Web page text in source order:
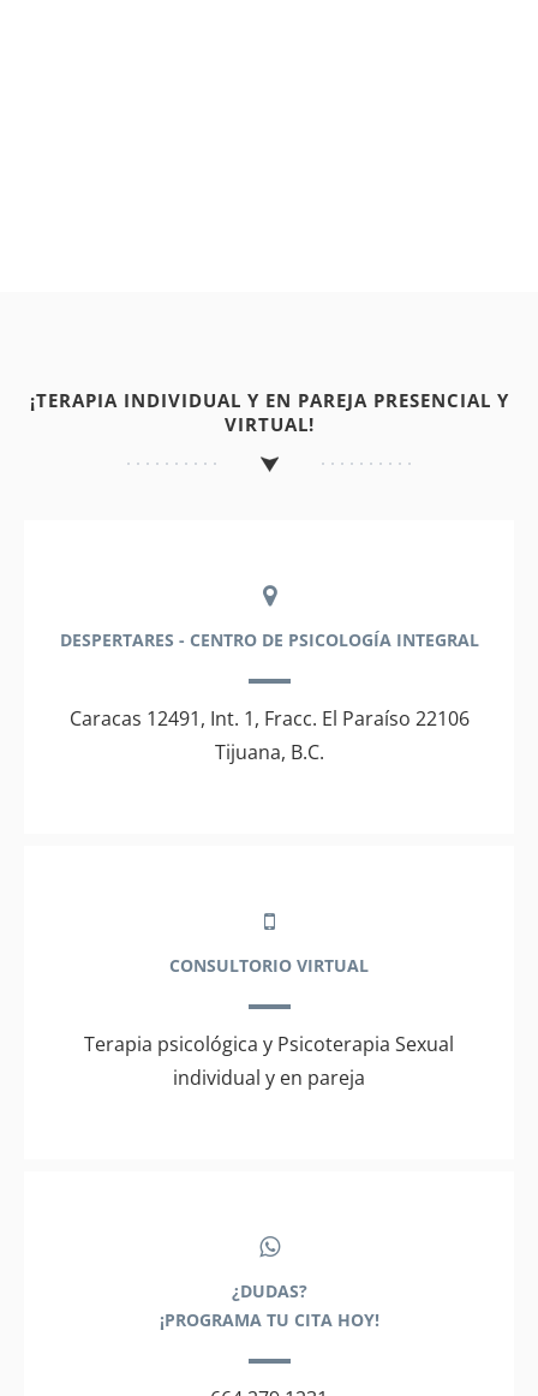
¡TERAPIA INDIVIDUAL Y EN PAREJA PRESENCIAL Y
VIRTUAL!
DESPERTARES - CENTRO DE PSICOLOGÍA INTEGRAL
Caracas 12491, Int. 1, Fracc. El Paraíso 22106
Tijuana, B.C.
CONSULTORIO VIRTUAL
Terapia psicológica y Psicoterapia Sexual
individual y en pareja
¿DUDAS?
¡PROGRAMA TU CITA HOY!